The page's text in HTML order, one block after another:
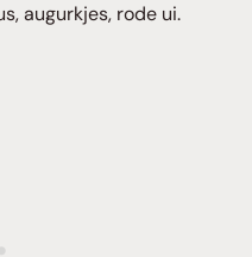
augurkjes, rode ui.